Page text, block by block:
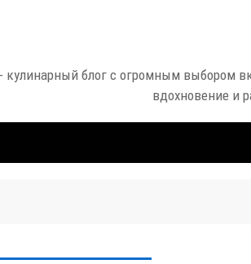
- кулинарный блог с огромным выбором
вдохновение и